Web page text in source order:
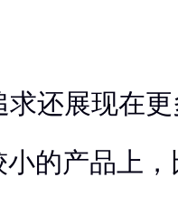
求还展现在
的产品上，